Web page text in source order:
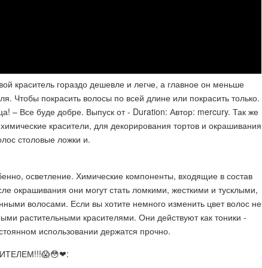
краситель гораздо дешевле и легче, а главное он меньше
Чтобы покрасить волосы по всей длине или покрасить только.
– Все буде добре. Выпуск от - Duration: Автор: mercury. Так же
красители, для декорирования тортов и окрашивания
столовые ложки и.
осветление. Химические компоненты, входящие в состав
окрашивания они могут стать ломкими, жесткими и тусклыми,
волосами. Если вы хотите немного изменить цвет волос не
растительными красителями. Они действуют как тоники -
использовании держатся прочно.